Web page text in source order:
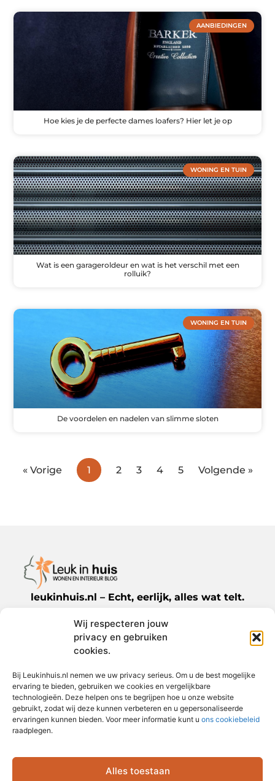
Wij respecteren jouw
privacy en gebruiken
cookies.
Bij Leukinhuis.nl nemen we uw privacy serieus. Om u de best mogelijke
ervaring te bieden, gebruiken we cookies en vergelijkbare
technologieën. Deze helpen ons te begrijpen hoe u onze website
gebruikt, zodat wij deze kunnen verbeteren en u gepersonaliseerde
ervaringen kunnen bieden. Voor meer informatie kunt u ons cookiebeleid
raadplegen.
Alles toestaan
AANBIEDINGEN
Hoe kies je de perfecte dames loafers? Hier let je op
WONING EN TUIN
Wat is een garageroldeur en wat is het verschil met een
rolluik?
WONING EN TUIN
De voordelen en nadelen van slimme sloten
« Vorige 1 2 3 4 5 Volgende »
leukinhuis.nl – Echt, eerlijk, alles wat telt.
Een verzameling van blogs en artikelen die
een breed scala aan onderwerpen uit het
dagelijks leven behandelen.
Bericht categorie